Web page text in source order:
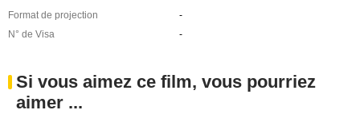
Format de projection
-
N° de Visa
-
Si vous aimez ce film, vous pourriez
aimer ...